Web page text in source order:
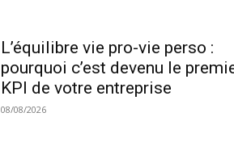
L’équilibre vie pro-vie perso :
pourquoi c’est devenu le
KPI de votre entreprise
08/08/2026